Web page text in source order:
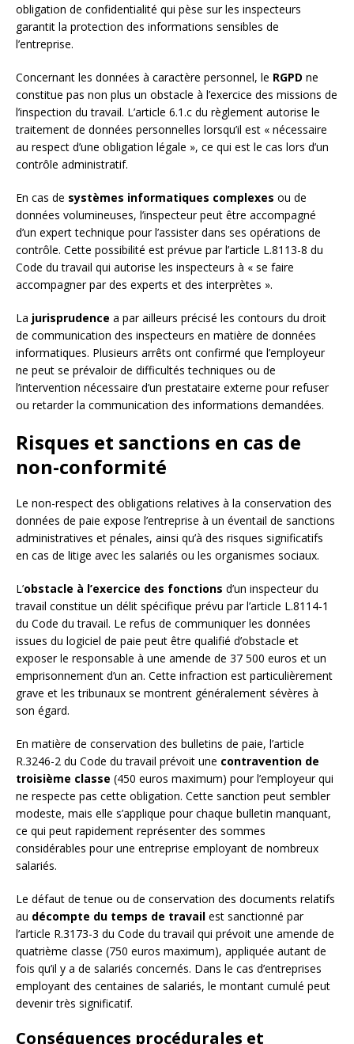
obligation de confidentialité qui pèse sur les inspecteurs
garantit la protection des informations sensibles de
l’entreprise.
Concernant les données à caractère personnel, le RGPD ne
constitue pas non plus un obstacle à l’exercice des missions de
l’inspection du travail. L’article 6.1.c du règlement autorise le
traitement de données personnelles lorsqu’il est « nécessaire
au respect d’une obligation légale », ce qui est le cas lors d’un
contrôle administratif.
En cas de systèmes informatiques complexes ou de
données volumineuses, l’inspecteur peut être accompagné
d’un expert technique pour l’assister dans ses opérations de
contrôle. Cette possibilité est prévue par l’article L.8113-8 du
Code du travail qui autorise les inspecteurs à « se faire
accompagner par des experts et des interprètes ».
La jurisprudence a par ailleurs précisé les contours du droit
de communication des inspecteurs en matière de données
informatiques. Plusieurs arrêts ont confirmé que l’employeur
ne peut se prévaloir de difficultés techniques ou de
l’intervention nécessaire d’un prestataire externe pour refuser
ou retarder la communication des informations demandées.
Risques et sanctions en cas de
non-conformité
Le non-respect des obligations relatives à la conservation des
données de paie expose l’entreprise à un éventail de sanctions
administratives et pénales, ainsi qu’à des risques significatifs
en cas de litige avec les salariés ou les organismes sociaux.
L’obstacle à l’exercice des fonctions d’un inspecteur du
travail constitue un délit spécifique prévu par l’article L.8114-1
du Code du travail. Le refus de communiquer les données
issues du logiciel de paie peut être qualifié d’obstacle et
exposer le responsable à une amende de 37 500 euros et un
emprisonnement d’un an. Cette infraction est particulièrement
grave et les tribunaux se montrent généralement sévères à
son égard.
En matière de conservation des bulletins de paie, l’article
R.3246-2 du Code du travail prévoit une contravention de
troisième classe (450 euros maximum) pour l’employeur qui
ne respecte pas cette obligation. Cette sanction peut sembler
modeste, mais elle s’applique pour chaque bulletin manquant,
ce qui peut rapidement représenter des sommes
considérables pour une entreprise employant de nombreux
salariés.
Le défaut de tenue ou de conservation des documents relatifs
au décompte du temps de travail est sanctionné par
l’article R.3173-3 du Code du travail qui prévoit une amende de
quatrième classe (750 euros maximum), appliquée autant de
fois qu’il y a de salariés concernés. Dans le cas d’entreprises
employant des centaines de salariés, le montant cumulé peut
devenir très significatif.
Conséquences procédurales et